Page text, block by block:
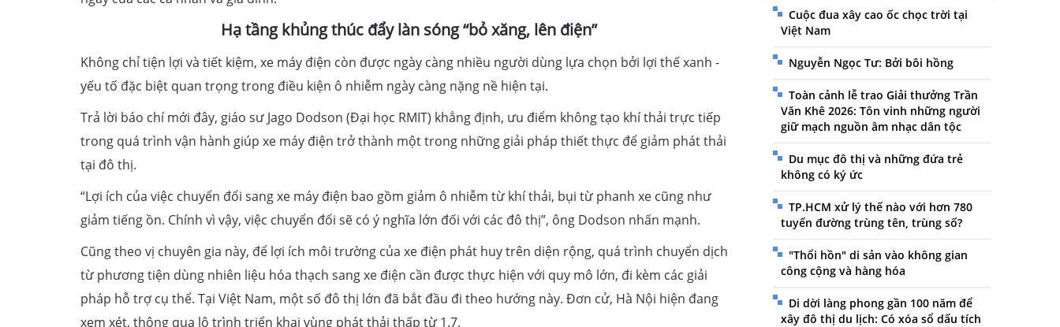
Hạ tầng khủngthúc đẩy làn sóng “bỏ xăng, lên điện”
Không chỉ tiện lợi và tiết kiệm, xe máy điện còn được ngày càng nhiều người dùng lựa chọn bởi lợi thế xanh -
yếu tố đặc biệt quan trọng trong điều kiện ô nhiễm ngày càng nặng nề hiện tại.
Trả lời báo chí mới đây, giáo sư Jago Dodson (Đại học RMIT) khẳng định, ưu điểm không tạo khí thải trực tiếp
trong quá trình vận hành giúp xe máy điện trở thành một trong những giải pháp thiết thực để giảm phát thải
tại đô thị.
“Lợi ích của việc chuyển đổi sang xe máy điện bao gồm giảm ô nhiễm từ khí thải, bụi từ phanh xe cũng như
giảm tiếng ồn. Chính vì vậy, việc chuyển đổi sẽ có ý nghĩa lớn đối với các đô thị”, ông Dodson nhấn mạnh.
Cũng theo vị chuyên gia này, để lợi ích môi trường của xe điện phát huy trên diện rộng, quá trình chuyển dịch
từ phương tiện dùng nhiên liệu hóa thạch sang xe điện cần được thực hiện với quy mô lớn, đi kèm các giải
pháp hỗ trợ cụ thể. Tại Việt Nam, một số đô thị lớn đã bắt đầu đi theo hướng này. Đơn cử, Hà Nội hiện đang
xem xét, thông qua lộ trình triển khai vùng phát thải thấp từ 1.7.
Cuộc đua xây cao ốc chọc trời tại
Việt Nam
Nguyễn Ngọc Tư: Bởi bôi hồng
Toàn cảnh lễ trao Giải thưởng Trần
Văn Khê 2026: Tôn vinh những người
giữ mạch nguồn âm nhạc dân tộc
Du mục đô thị và những đứa trẻ
không có ký ức
TP.HCM xử lý thế nào với hơn 780
tuyến đường trùng tên, trùng số?
"Thổi hồn" di sản vào không gian
công cộng và hàng hóa
Di dời làng phong gần 100 năm để
xây đô thị du lịch: Có xóa sổ dấu tích